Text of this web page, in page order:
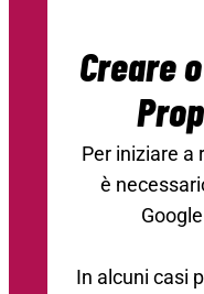
Creare
Per iniziare a
è
In alcuni casi